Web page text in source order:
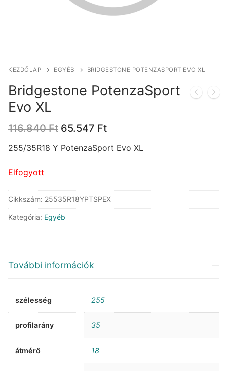
KEZDŐLAP EGYÉB BRIDGESTONE POTENZASPORT EVO XL
Bridgestone PotenzaSport
Evo XL
116.840Ft Original
was:
65.547 FtCurrent
is:
255/35R18 Y PotenzaSport Evo XL
Elfogyott
Cikkszám: 25535R18YPTSPEX
Kategória: Egyéb
További információk
szélesség 255
profilarány 35
átmérő 18